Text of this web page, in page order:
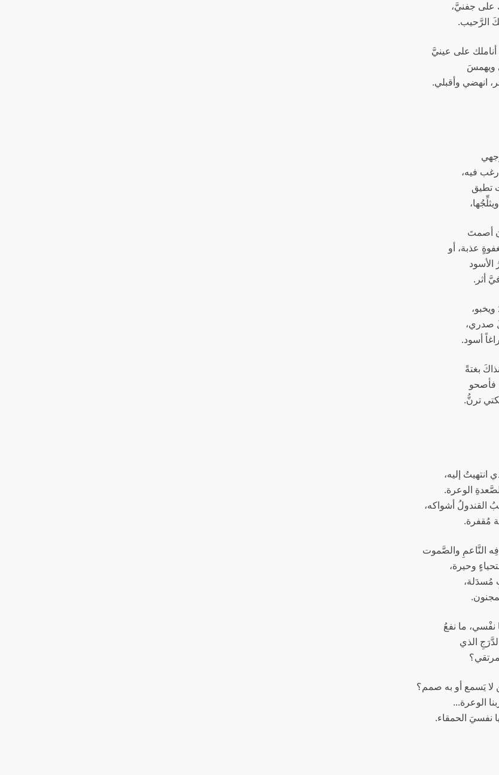
على جفنيَّ،
الرَّحيب.
على عينيَّ
ويهمسَ
انهضي وأقبلي.
فيه،
تطيق
أصمتَ
عذبة، أو
الأسود
أثر.
صدري،
أسود.
بغتةً
فأصحو
ترنُّ.
انتهيتُ إليه،
الوعرة.
القندولُ أشواكه،
مُقفرة.
النَّاعمِ والصَّموت
وحيرة،
مُسدَلة،
نفْسي، ما نفعُ
الذي
لا يَسمع أو به صمم؟
الوعرة...
نفسيَ الحمقاء.